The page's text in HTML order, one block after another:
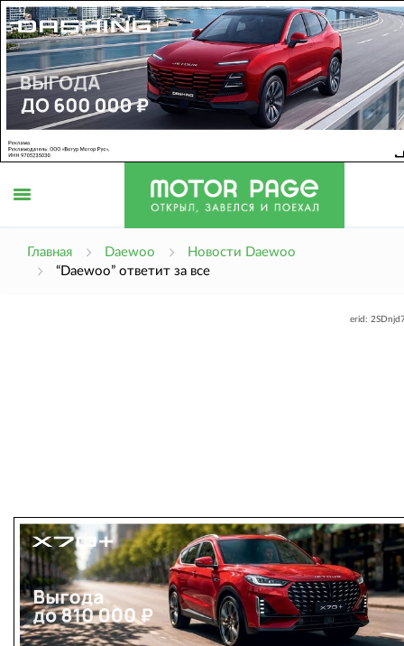
Главная Daewoo
Новости Daewoo
“Daewoo” ответит за все
erid: